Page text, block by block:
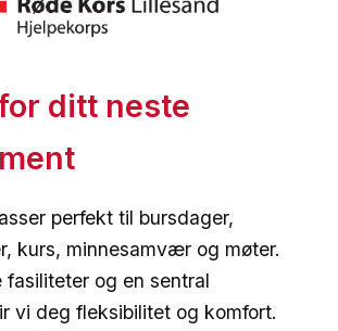
ditt neste
perfekt til bursdager,
kurs, minnesamvær og møter.
fasiliteter og en sentral
vi deg fleksibilitet og komfort.